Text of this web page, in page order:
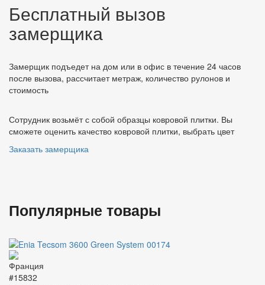
Бесплатный вызов
замерщика
Замерщик подъедет на дом или в офис в течение 24 часов
после вызова, рассчитает метраж, количество рулонов и
стоимость
Сотрудник возьмёт с собой образцы ковровой плитки. Вы
сможете оценить качество ковровой плитки, выбрать цвет
Заказать замерщика
Популярные товары
#15832